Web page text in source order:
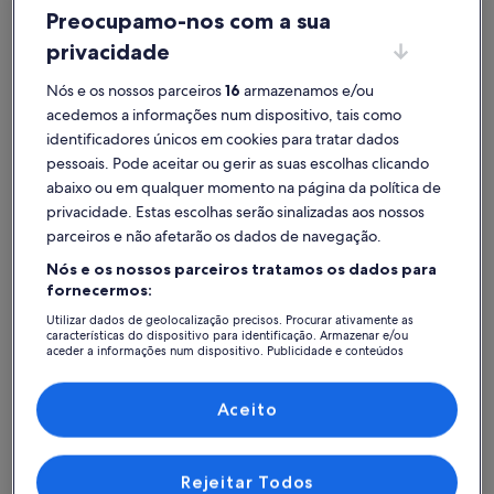
Holanda do Norte
Cidades populares: Município de Amesterdão
Weesp
Weesp
Weesp
Veja apartamentos – Município
Preocupamo-nos com a sua
privacidade
Nós e os nossos parceiros16 armazenamos e/ou
acedemos a informações num dispositivo, tais como
identificadores únicos em cookies para tratar dados
pessoais. Pode aceitar ou gerir as suas escolhas clicando
abaixo ou em qualquer momento na página da política de
privacidade. Estas escolhas serão sinalizadas aos nossos
parceiros e não afetarão os dados de navegação.
Nós e os nossos parceiros tratamos os dados para
fornecermos:
Utilizar dados de geolocalização precisos. Procurar ativamente as
características do dispositivo para identificação. Armazenar e/ou
aceder a informações num dispositivo. Publicidade e conteúdos
audiência e desenvolvimento de serviços.
Lista de parceiros (fornecedores)
Rejeitar Todos
Aceito